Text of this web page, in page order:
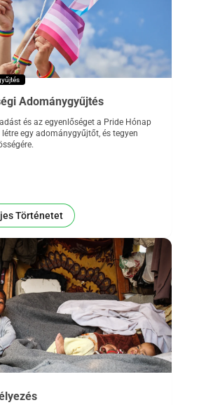
Adománygyűjtés
és az egyenlőséget a Pride Hónap
egy adománygyűjtőt, és tegyen
Történetet